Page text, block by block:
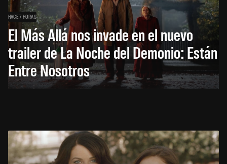
HACE 7 HORAS
El Más Allá nos invade en el nuevo
trailer de La Noche del Demonio: Están
Entre Nosotros